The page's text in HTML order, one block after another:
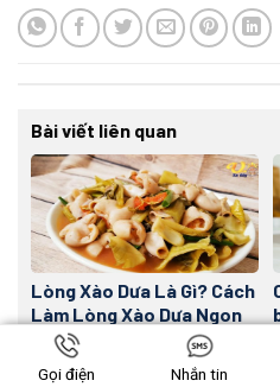
Bài viết liên quan
Lòng Xào Dưa Là Gì? Cách
Làm Lòng Xào Dưa Ngon
Như Ở Thái Bình
Gọi điện Nhắn tin